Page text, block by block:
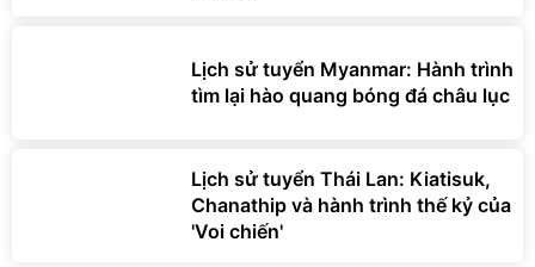
Lịch sử tuyển Myanmar: Hành trình
tìm lại hào quang bóng đá châu lục
Lịch sử tuyển Thái Lan: Kiatisuk,
Chanathip và hành trình thế kỷ của
'Voi chiến'